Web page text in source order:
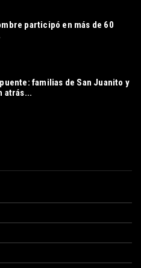
participó en más de 60
familias de San Juanito y
atrás...